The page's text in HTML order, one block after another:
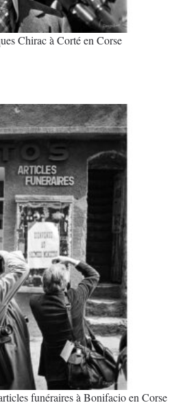
Chirac à Corté en Corse
1,100.00 €
funéraires à Bonifacio en Corse